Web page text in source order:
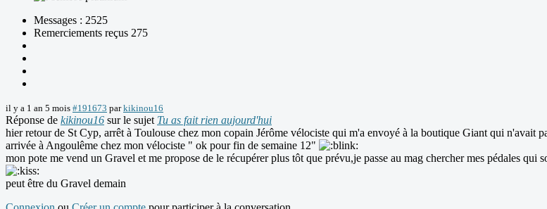
Messages : 2525
Remerciements reçus 275
il y a 1 an 5 mois #191673 parkikinou16
Réponse de kikinou16 sur le sujet Tu as fait rien aujourd'hui
hier retour de St Cyp, arrêt à Toulouse chez mon copain Jérôme vélociste qui m'a envoyé à la boutique Giant qui n'avait
arrivée à Angoulême chez mon vélociste " ok pour fin de semaine 12"
mon pote me vend un Gravel et me propose de le récupérer plus tôt que prévu,je passe au mag chercher mes pédales
peut être du Gravel demain